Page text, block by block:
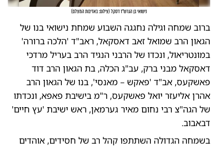
נישואי בן הגרש"ז דסקל (צילום: באדיבות המצלם)
ברוב שמחה וגילה נחגגה השבוע שמחת נישואי בנו של
הגאון הרב שמואל זאב דאסקאל, ראב"ד 'הלכה ברורה'
במונטריאול, ונכדו של הרבני הנגיד הרב בעריל מרדכי
דאסקאל מבני ברק, עב"ג הכלה, בת הגאון הרב דוד
פאשקעס, אב"ד 'פאקש – מאנסי', בנו של הגאון הרב
אהרן אליעזר יואל פאשקעס, ר"מ בישיבת פאפא, ונכדתו
של הגה"צ רבי נחום מאיר גערמאן, ראש ישיבת 'עץ חיים'
דבאבוב.
בשמחה הגדולה השתתפו קהל רב של חסידים, אוהדים